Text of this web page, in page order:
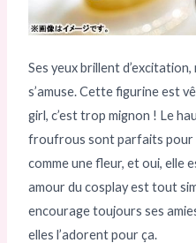
Ses yeux brillent
s’amuse. Cette figurine est
girl, c’est trop mignon ! Le
froufrous sont parfaits pour
comme une fleur, et oui, elle
amour du cosplay est tout
encourage toujours ses
elles l’adorent pour ça.